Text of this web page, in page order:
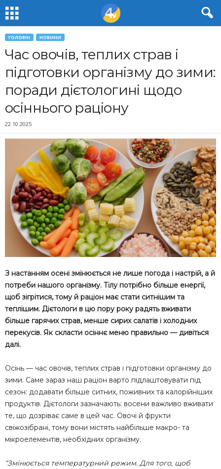
ГОЛОВНІ НОВИНИ
Час овочів, теплих страв і
підготовки організму до зими:
поради дієтологині щодо
осіннього раціону
22.10.2025
З настанням осені змінюється не лише погода і настрій, а й
потреби нашого організму. Тілу потрібно більше енергії,
щоб зігрітися, тому й раціон має стати ситнішим та
теплішим. Дієтологи в цю пору року радять вживати
більше гарячих страв, менше сирих салатів і холодних
перекусів. Як скласти осіннє меню правильно — дивіться
далі.
Осінь — час овочів, теплих страв і підготовки організму до
зими. Саме зараз наш раціон варто підлаштовувати під
сезон: додавати більше ситних, поживних та калорійніших
продуктів. Дієтологи зазначають: восени важливо вживати
те, що дозріває саме в цей час. Овочі й фрукти
свіжозібрані, тому вони містять найбільше макро- та
мікроелементів, необхідних організму.
“Змінюється температурний режим. Для того, щоб